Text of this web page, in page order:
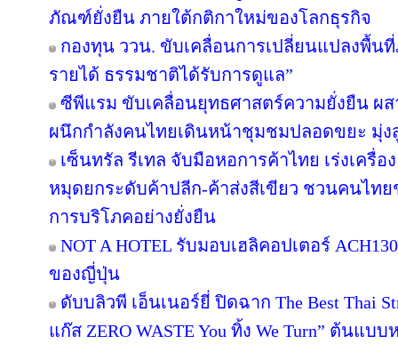
ภัณฑ์ยั่งยืน ภายใต้กติกาใหม่ของโลกธุรกิจ
กองทุน ววน. ขับเคลื่อนการเปลี่ยนแปลงพื้น
รายได้ ธรรมชาติได้รับการดูแล”
ซีพีแรม ขับเคลื่อนยุทธศาสตร์ความยั่งยืน ผสา
ผนึกกำลังคนไทยเดินหน้าชุมชมปลอดขยะ มุ่งสู่
เซ็นทรัล รีเทล จับมือหอการค้าไทย เร่งเครื่อ
หมุดยกระดับค้าปลีก-ค้าส่งสีเขียว ชวนคนไท
การบริโภคอย่างยั่งยืน
NOT A HOTEL รับมอบเฮลิคอปเตอร์
ของญี่ปุ่น
ดับบลิวพี เอ็นเนอร์ยี่ ปิดฉาก The Best Thai
แก๊ส ZERO WASTE You ทิ้ง We Turn” ต้นแ